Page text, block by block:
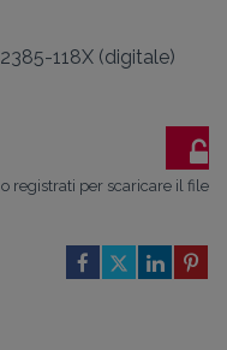
2385-118X (digitale)
registrati per scaricare il file